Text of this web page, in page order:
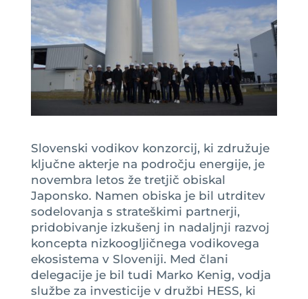
Slovenski vodikov konzorcij, ki združuje
ključne akterje na področju energije, je
novembra letos že tretjič obiskal
Japonsko. Namen obiska je bil utrditev
sodelovanja s strateškimi partnerji,
pridobivanje izkušenj in nadaljnji razvoj
koncepta nizkoogljičnega vodikovega
ekosistema v Sloveniji. Med člani
delegacije je bil tudi Marko Kenig, vodja
službe za investicije v družbi HESS, ki